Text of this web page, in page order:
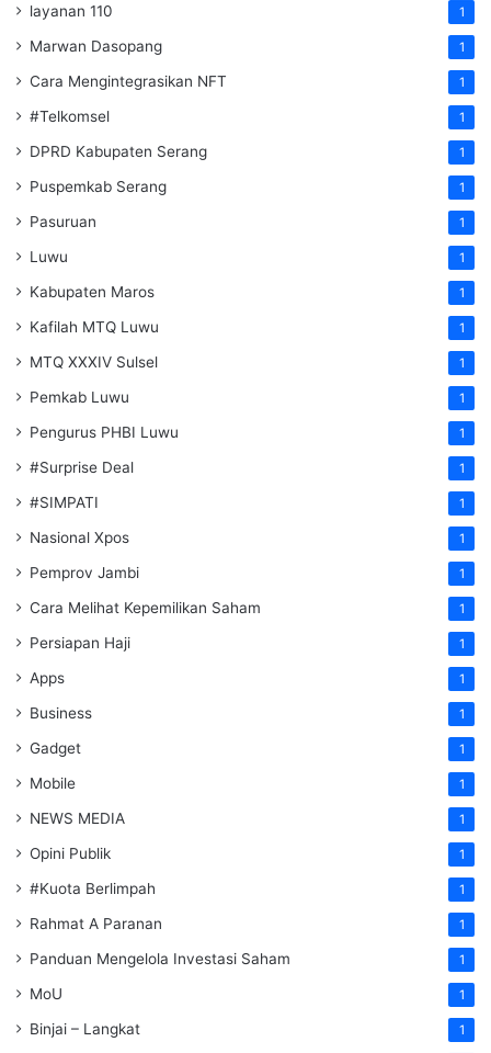
layanan 110 1
Marwan Dasopang 1
Cara Mengintegrasikan NFT 1
#Telkomsel 1
DPRD Kabupaten Serang 1
Puspemkab Serang 1
Pasuruan 1
Luwu 1
Kabupaten Maros 1
Kafilah MTQ Luwu 1
MTQ XXXIV Sulsel 1
Pemkab Luwu 1
Pengurus PHBI Luwu 1
#Surprise Deal 1
#SIMPATI 1
Nasional Xpos 1
Pemprov Jambi 1
Cara Melihat Kepemilikan Saham 1
Persiapan Haji 1
Apps 1
Business 1
Gadget 1
Mobile 1
NEWS MEDIA 1
Opini Publik 1
#Kuota Berlimpah 1
Rahmat A Paranan 1
Panduan Mengelola Investasi Saham 1
MoU 1
Binjai – Langkat 1